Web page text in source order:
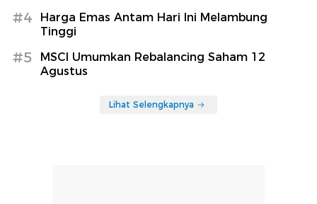
#4
Harga Emas Antam Hari Ini Melambung
Tinggi
#5
MSCI Umumkan Rebalancing Saham 12
Agustus
Lihat Selengkapnya